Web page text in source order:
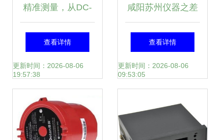
精准测量，从DC-
5300在线溶氧仪开
始——上海洪富仪
器仪表的专业之选
查看详情
更新时间：2026-08-06
19:57:38
咸阳苏州仪器之差
一光全站仪与榆中
汇锦仪表销售中心
查看详情
更新时间：2026-08-06
09:53:05